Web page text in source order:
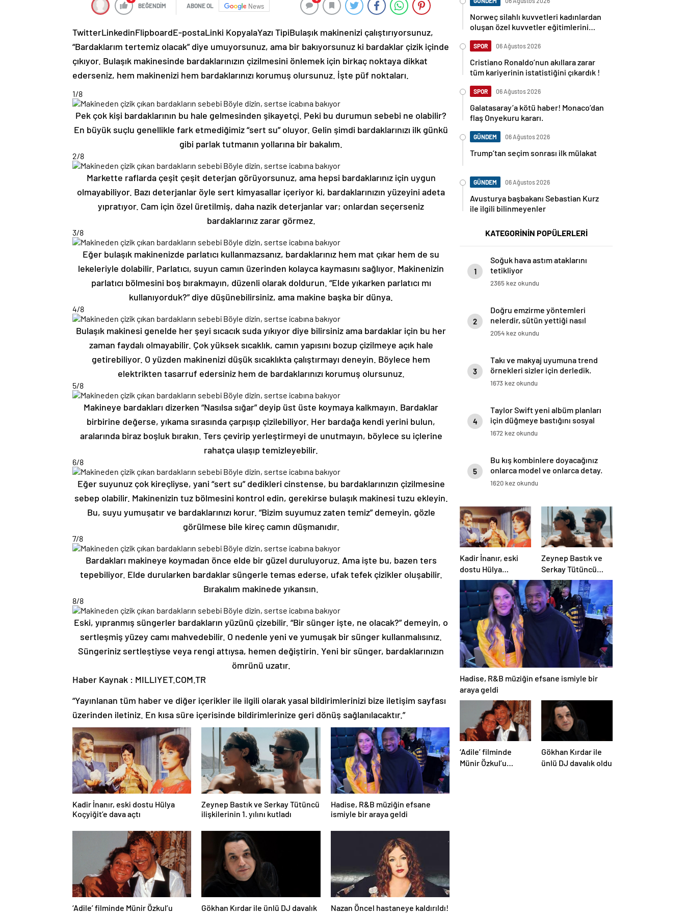
BEĞENDİM ABONE OL News
TwitterLinkedinFlipboardE-postaLinki KopyalaYazı TipiBulaşık makinenizi çalıştırıyorsunuz,
“Bardaklarım tertemiz olacak” diye umuyorsunuz, ama bir bakıyorsunuz ki bardaklar çizik içinde
çıkıyor. Bulaşık makinesinde bardaklarınızın çizilmesini önlemek için birkaç noktaya dikkat
ederseniz, hem makinenizi hem bardaklarınızı korumuş olursunuz. İşte püf noktaları.
1/8
Pek çok kişi bardaklarının bu hale gelmesinden şikayetçi. Peki bu durumun sebebi ne olabilir?
En büyük suçlu genellikle fark etmediğimiz “sert su” oluyor. Gelin şimdi bardaklarınızı ilk günkü
gibi parlak tutmanın yollarına bir bakalım.
2/8
Markette raflarda çeşit çeşit deterjan görüyorsunuz, ama hepsi bardaklarınız için uygun
olmayabiliyor. Bazı deterjanlar öyle sert kimyasallar içeriyor ki, bardaklarınızın yüzeyini adeta
yıpratıyor. Cam için özel üretilmiş, daha nazik deterjanlar var; onlardan seçerseniz
bardaklarınız zarar görmez.
3/8
Eğer bulaşık makinenizde parlatıcı kullanmazsanız, bardaklarınız hem mat çıkar hem de su
lekeleriyle dolabilir. Parlatıcı, suyun camın üzerinden kolayca kaymasını sağlıyor. Makinenizin
parlatıcı bölmesini boş bırakmayın, düzenli olarak doldurun. “Elde yıkarken parlatıcı mı
kullanıyorduk?” diye düşünebilirsiniz, ama makine başka bir dünya.
4/8
Bulaşık makinesi genelde her şeyi sıcacık suda yıkıyor diye bilirsiniz ama bardaklar için bu her
zaman faydalı olmayabilir. Çok yüksek sıcaklık, camın yapısını bozup çizilmeye açık hale
getirebiliyor. O yüzden makinenizi düşük sıcaklıkta çalıştırmayı deneyin. Böylece hem
elektrikten tasarruf edersiniz hem de bardaklarınızı korumuş olursunuz.
5/8
Makineye bardakları dizerken “Nasılsa sığar” deyip üst üste koymaya kalkmayın. Bardaklar
birbirine değerse, yıkama sırasında çarpışıp çizilebiliyor. Her bardağa kendi yerini bulun,
aralarında biraz boşluk bırakın. Ters çevirip yerleştirmeyi de unutmayın, böylece su içlerine
rahatça ulaşıp temizleyebilir.
6/8
Eğer suyunuz çok kireçliyse, yani “sert su” dedikleri cinstense, bu bardaklarınızın çizilmesine
sebep olabilir. Makinenizin tuz bölmesini kontrol edin, gerekirse bulaşık makinesi tuzu ekleyin.
Bu, suyu yumuşatır ve bardaklarınızı korur. “Bizim suyumuz zaten temiz” demeyin, gözle
görülmese bile kireç camın düşmanıdır.
7/8
Bardakları makineye koymadan önce elde bir güzel duruluyoruz. Ama işte bu, bazen ters
tepebiliyor. Elde durularken bardaklar süngerle temas ederse, ufak tefek çizikler oluşabilir.
Bırakalım makinede yıkansın.
8/8
Eski, yıpranmış süngerler bardakların yüzünü çizebilir. “Bir sünger işte, ne olacak?” demeyin, o
sertleşmiş yüzey camı mahvedebilir. O nedenle yeni ve yumuşak bir sünger kullanmalısınız.
Süngeriniz sertleştiyse veya rengi attıysa, hemen değiştirin. Yeni bir sünger, bardaklarınızın
ömrünü uzatır.
Haber Kaynak : MILLIYET.COM.TR
“Yayınlanan tüm haber ve diğer içerikler ile ilgili olarak yasal bildirimlerinizi bize iletişim sayfası
üzerinden iletiniz. En kısa süre içerisinde bildirimlerinize geri dönüş sağlanılacaktır.”
Kadir İnanır, eski dostu Hülya
Koçyiğit’e dava açtı
Zeynep Bastık ve Serkay Tütüncü
ilişkilerinin 1. yılını kutladı
Hadise, R&B müziğin efsane
ismiyle bir araya geldi
‘Adile’ filminde Münir Özkul’u
Gökhan Kırdar ile ünlü DJ davalık
Nazan Öncel hastaneye kaldırıldı!
Norweç silahlı kuvvetleri kadınlardan
oluşan özel kuvvetler eğitimlerini
SPOR 06 Ağustos 2026
Cristiano Ronaldo’nun akıllara zarar
tüm kariyerinin istatistiğini çıkardık !
SPOR 06 Ağustos 2026
Galatasaray’a kötü haber! Monaco’dan
flaş Onyekuru kararı.
GÜNDEM 06 Ağustos 2026
Trump’tan seçim sonrası ilk mülakat
GÜNDEM 06 Ağustos 2026
Avusturya başbakanı Sebastian Kurz
ile ilgili bilinmeyenler
KATEGORİNİN POPÜLERLERİ
1
Soğuk hava astım ataklarını
tetikliyor
2365 kez okundu
2
Doğru emzirme yöntemleri
nelerdir, sütün yettiği nasıl
anlaşılır?
2054 kez okundu
3
Takı ve makyaj uyumuna trend
örnekleri sizler için derledik.
1673 kez okundu
4
Taylor Swift yeni albüm planları
için düğmeye bastığını sosyal
medyadan duyurdu!
1672 kez okundu
5
Bu kış kombinlere doyacağınız
onlarca model ve onlarca detay.
1620 kez okundu
Kadir İnanır, eski
dostu Hülya
Koçyiğit’e dava açtı
Zeynep Bastık ve
Serkay Tütüncü
ilişkilerinin 1. yılını
kutladı
Hadise, R&B müziğin efsane ismiyle bir
araya geldi
‘Adile’ filminde
Münir Özkul’u
Gökhan Kırdar ile
ünlü DJ davalık oldu